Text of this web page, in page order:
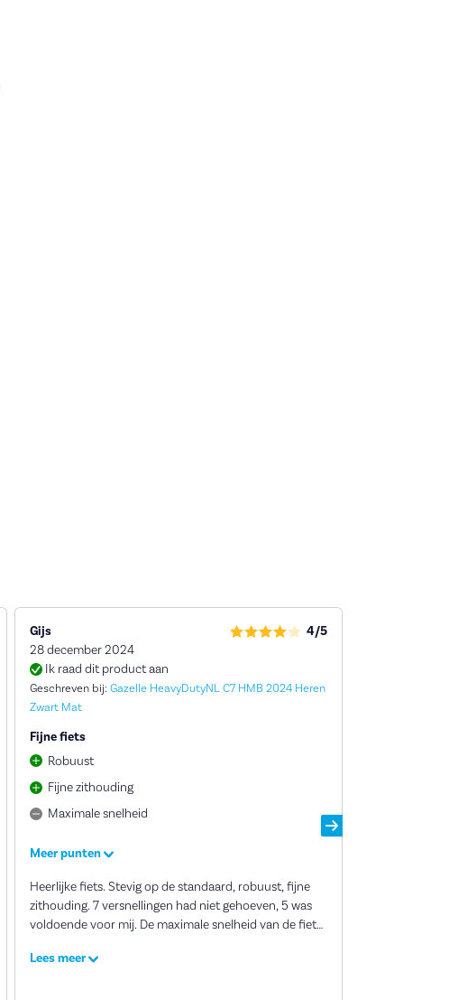
Gijs
28 december 2024
4/5
Ik raad dit product aan
Geschreven bij: Gazelle HeavyDutyNL C7 HMB 2024 Heren
Zwart Mat
Fijne fiets
Robuust
Fijne zithouding
Maximale snelheid
Meer punten
Heerlijke fiets. Stevig op de standaard, robuust, fijne
zithouding. 7 versnellingen had niet gehoeven, 5 was
voldoende voor mij. De maximale snelheid van de fiets,
twee elektrische fietsen van vrienden. De
Lees meer